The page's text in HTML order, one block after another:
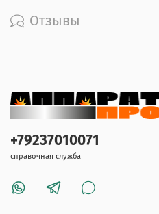
Отзывы
+79237010071
справочная служба